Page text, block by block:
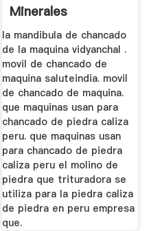
Minerales
la mandibula de chancado
de la maquina vidyanchal .
movil de chancado de
maquina saluteindia. movil
de chancado de maquina.
que maquinas usan para
chancado de piedra caliza
peru. que maquinas usan
para chancado de piedra
caliza peru el molino de
piedra que trituradora se
utiliza para la piedra caliza
de piedra en peru empresa
que.